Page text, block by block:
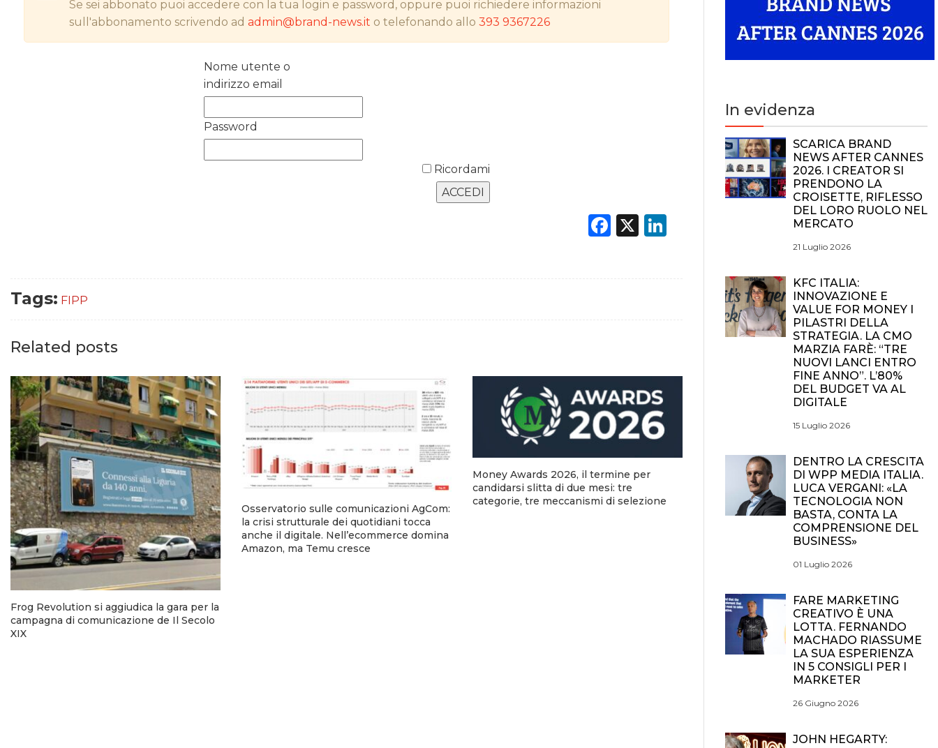
TREND
Se sei abbonato puoi accedere con la tua login e password, oppure puoi richiedere informazioni
sull'abbonamento scrivendo adadmin@brand-news.it o telefonando allo393 9367226
Nome utente o
indirizzo email
Password
Ricordami
Facebook
X LinkedIn
Tags: FIPP
Related posts
Frog Revolution si aggiudica la gara per la
campagna di comunicazione de Il Secolo
XIX
Osservatorio sulle comunicazioni AgCom:
la crisi strutturale dei quotidiani tocca
anche il digitale. Nell’ecommerce domina
Amazon, ma Temu cresce
Money Awards 2026, il termine per
candidarsi slitta di due mesi: tre
categorie, tre meccanismi di selezione
In evidenza
SCARICA BRAND
NEWS AFTER CANNES
2026. I CREATOR SI
PRENDONO LA
CROISETTE, RIFLESSO
DEL LORO RUOLO NEL
MERCATO
21 Luglio 2026
KFC ITALIA:
INNOVAZIONE E
VALUE FOR MONEY I
PILASTRI DELLA
STRATEGIA. LA CMO
MARZIA FARÈ: “TRE
NUOVI LANCI ENTRO
FINE ANNO”. L’80%
DEL BUDGET VA AL
DIGITALE
15 Luglio 2026
DENTRO LA CRESCITA
DI WPP MEDIA ITALIA.
LUCA VERGANI: «LA
TECNOLOGIA NON
BASTA, CONTA LA
COMPRENSIONE DEL
BUSINESS»
01 Luglio 2026
FARE MARKETING
CREATIVO È UNA
LOTTA. FERNANDO
MACHADO RIASSUME
LA SUA ESPERIENZA
IN 5 CONSIGLI PER I
MARKETER
26 Giugno 2026
JOHN HEGARTY: